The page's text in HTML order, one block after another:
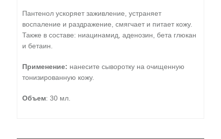
Пантенол ускоряет заживление, устраняет
воспаление и раздражение, смягчает и питает кожу.
Также в составе: ниацинамид, аденозин, бета глюкан
и бетаин.
Применение: нанесите сыворотку на очищенную
тонизированную кожу.
Объем: 30 мл.